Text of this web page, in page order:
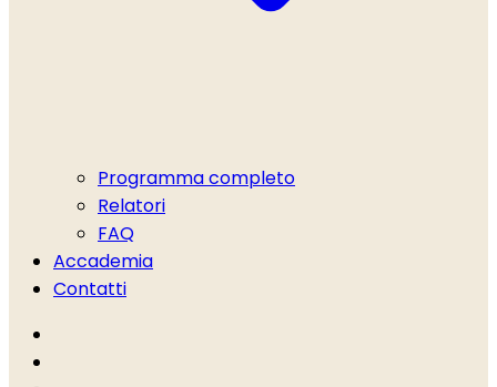
Programma completo
Relatori
FAQ
Accademia
Contatti